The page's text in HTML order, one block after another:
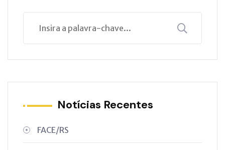
Notícias Recentes
FACE/RS